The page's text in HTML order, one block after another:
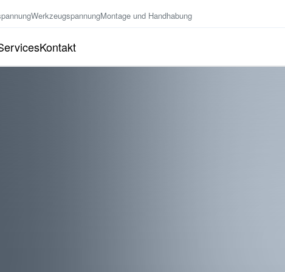
WerkzeugspannungMontage und Handhabung
Kontakt